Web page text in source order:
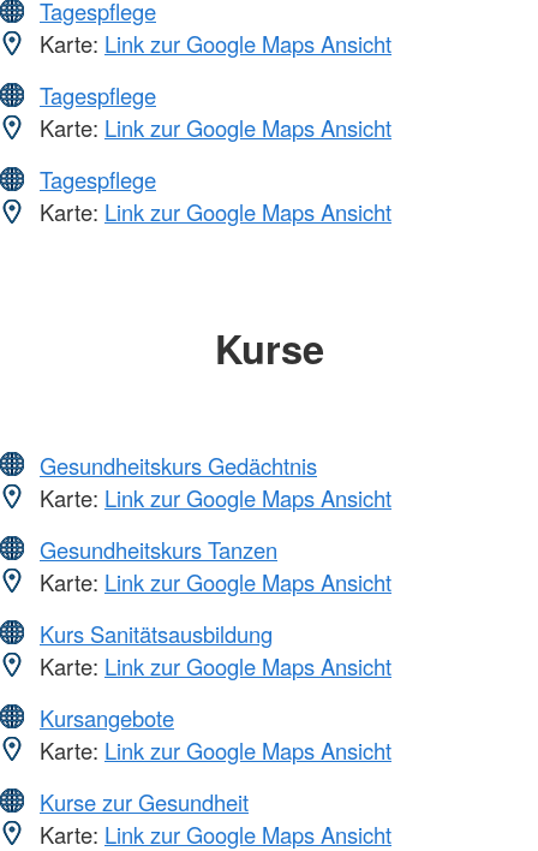
Tagespflege
Karte: Link zur Google Maps Ansicht
Tagespflege
Karte: Link zur Google Maps Ansicht
Tagespflege
Karte: Link zur Google Maps Ansicht
Kurse
Gesundheitskurs Gedächtnis
Karte: Link zur Google Maps Ansicht
Gesundheitskurs Tanzen
Karte: Link zur Google Maps Ansicht
Kurs Sanitätsausbildung
Karte: Link zur Google Maps Ansicht
Kursangebote
Karte: Link zur Google Maps Ansicht
Kurse zur Gesundheit
Karte: Link zur Google Maps Ansicht